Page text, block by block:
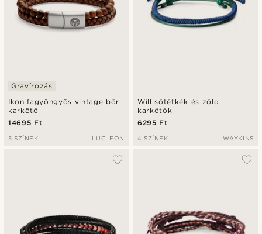
Ikon fagyöngyös vintage bőr
karkötő
Gravírozás
14695 Ft
5 SZÍNEK LUCLEON
Will sötétkék és zöld
karkötők
6295 Ft
4 SZÍNEK WAYKINS